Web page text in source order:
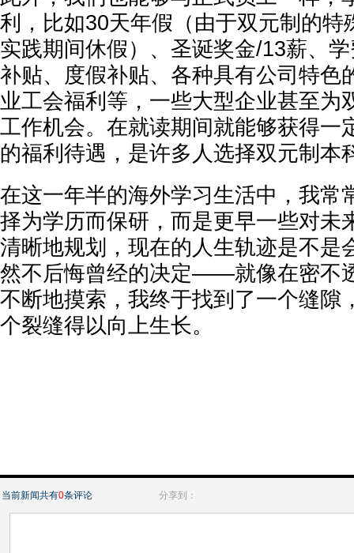
利，比如30天年假（由于双元制的特
实践期间休假）、圣诞奖金/13薪、
补贴、度假补贴、各种具有公司特色
业工会福利等，一些大型企业甚至为
工作机会。在就读期间就能够获得一
的福利待遇，是许多人选择双元制本
在这一年半的海外学习生活中，我常
择为学历而保研，而是更早一些对未
清晰地规划，现在的人生轨迹是不是
然不后悔曾经的决定——就像在密不
不断地摸索，我终于找到了一个缝隙
个裂缝得以向上生长。
当前新闻共有0条评论 分享到：